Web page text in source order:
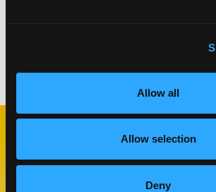
Allow all
Allow selection
Deny